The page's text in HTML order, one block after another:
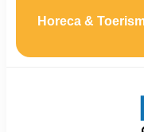
Horeca &